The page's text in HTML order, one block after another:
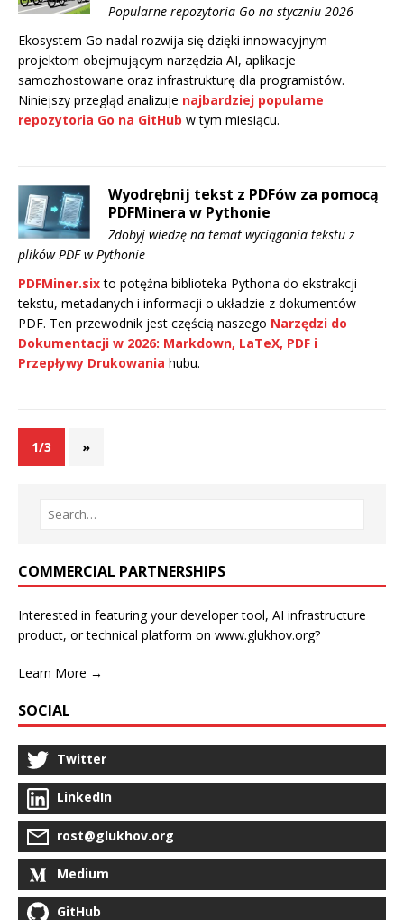
Popularne repozytoria Go na styczniu 2026
Ekosystem Go nadal rozwija się dzięki innowacyjnym
projektom obejmującym narzędzia AI, aplikacje
samozhostowane oraz infrastrukturę dla programistów.
Niniejszy przegląd analizuje najbardziej popularne
repozytoria Go na GitHub w tym miesiącu.
Wyodrębnij tekst z PDFów za pomocą
PDFMinera w Pythonie
Zdobyj wiedzę na temat wyciągania tekstu z
plików PDF w Pythonie
PDFMiner.sixto potężna biblioteka Pythona do ekstrakcji
tekstu, metadanych i informacji o układzie z dokumentów
PDF. Ten przewodnik jest częścią naszego Narzędzi do
Dokumentacji w 2026: Markdown, LaTeX, PDF i
Przepływy Drukowania hubu.
1/3 »
COMMERCIAL PARTNERSHIPS
Interested in featuring your developer tool, AI infrastructure
product, or technical platform on www.glukhov.org?
Learn More →
SOCIAL
Twitter
LinkedIn
rost@glukhov.org
Medium
GitHub